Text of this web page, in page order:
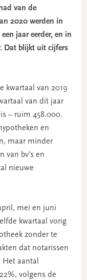
van de
2020 werden in
jaar eerder, en in
Dat blijkt uit cijfers
kwartaal van 2019
van dit jaar
– ruim 458.000.
en
maar minder
van bv’s en
nieuwe
mei en juni
kwartaal vorig
zonder te
dat notarissen
aantal
volgens de